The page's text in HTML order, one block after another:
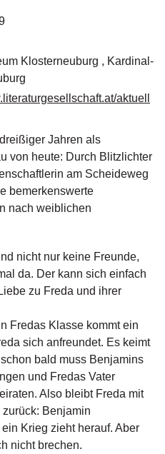
Klosterneuburg , Kardinal-
aktuell
Jahren als
von heute: Durch Blitzlichter
am Scheideweg
bemerkenswerte
nach weiblichen
nicht nur keine Freunde,
da. Der kann sich einfach
zu Freda und ihrer
Fredas Klasse kommt ein
sich anfreundet. Es keimt
bald muss Benjamins
und Fredas Vater
Also bleibt Freda mit
Benjamin
Krieg zieht herauf. Aber
nicht brechen.